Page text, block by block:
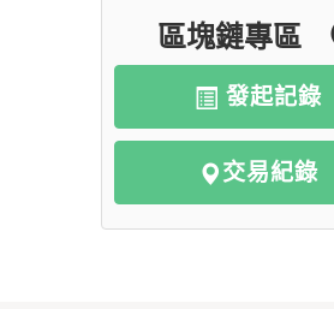
區塊鏈專區
發起記錄
交易紀錄